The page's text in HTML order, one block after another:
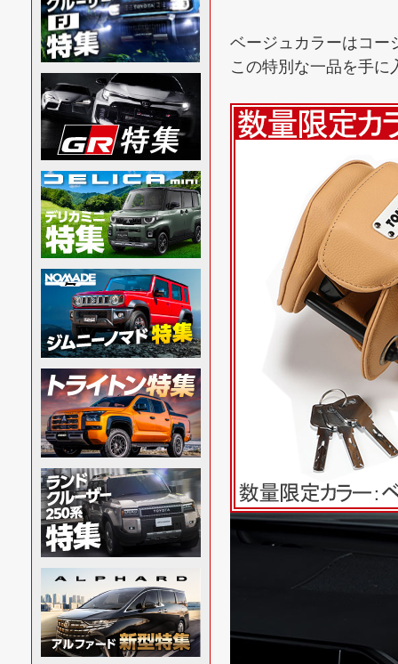
ベージュカラーはコー
この特別な一品を手に